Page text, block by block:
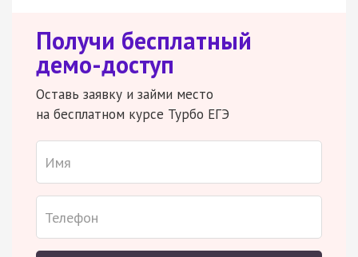
Получи бесплатный
демо-доступ
Оставь заявку и займи место
на бесплатном курсе Турбо ЕГЭ